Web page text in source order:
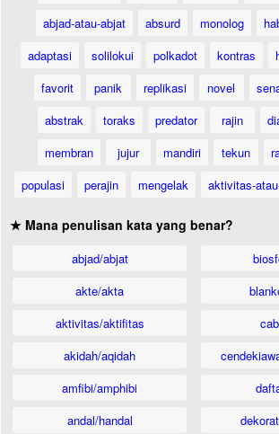
abjad-atau-abjat
absurd monolog
adaptasi
solilokui polkadot kontras
favorit
panik replikasi novel
abstrak
toraks predator rajin
membran
jujur mandiri tekun
populasi
perajin mengelak aktivitas-
★ Mana penulisan kata yang benar?
abjad/abjat
akte/akta
aktivitas/aktifitas
akidah/aqidah
amfibi/amphibi
andal/handal